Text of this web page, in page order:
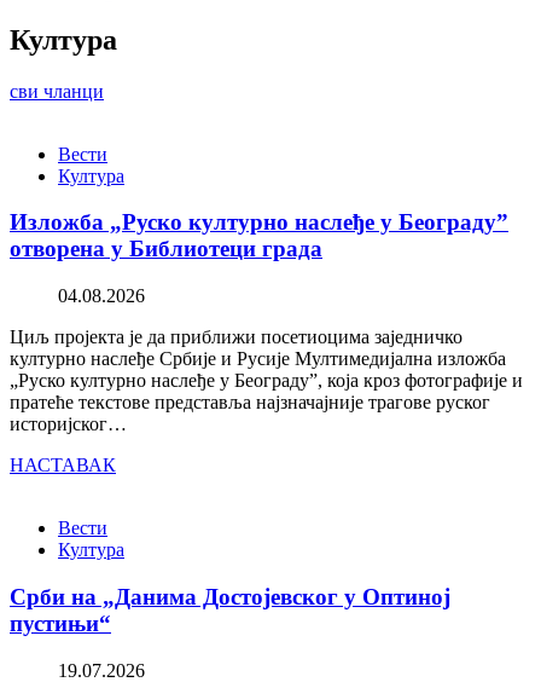
Култура
сви чланци
Вести
Култура
Изложба „Руско културно наслеђе у Београду”
отворена у Библиотеци града
04.08.2026
Циљ пројекта је да приближи посетиоцима заједничко
културно наслеђе Србије и Русије Мултимедијална изложба
„Руско културно наслеђе у Београду”, која кроз фотографије и
пратеће текстове представља најзначајније трагове руског
историјског…
НАСТАВАК
Вести
Култура
Срби на „Данима Достојевског у Оптиној
пустињи“
19.07.2026